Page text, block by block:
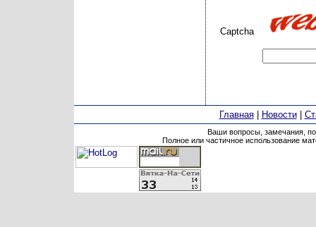
Captcha
Главная| Новости|
Ваши вопросы, замечания,
Полное или частичное использование